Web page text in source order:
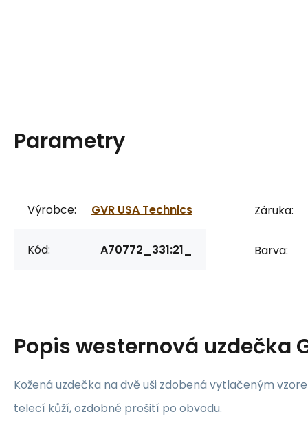
Parametry
Výrobce: GVR USA Technics
Kód: A70772_331:21_
Záruka:
Barva:
Popiswesternová uzdečka
Kožená uzdečka na dvě uši zdobená vytlačeným
telecí kůží, ozdobné prošití po obvodu.